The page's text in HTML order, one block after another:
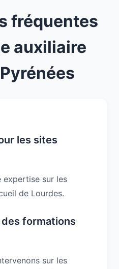
fréquentes
auxiliaire
les sites
expertise sur les
de Lourdes.
formations
sur les